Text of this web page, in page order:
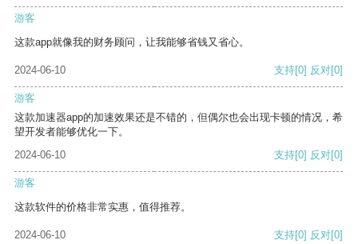
游客
这款app就像我的财务顾问，让我能够省钱又省心。
2024-06-10 支持[0] 反对[0]
游客
这款加速器app的加速效果还是不错的，但偶尔也会出现卡顿的情况，希
望开发者能够优化一下。
2024-06-10
支持[0] 反对[0]
游客
这款软件的价格非常实惠，值得推荐。
2024-06-10 支持[0] 反对[0]